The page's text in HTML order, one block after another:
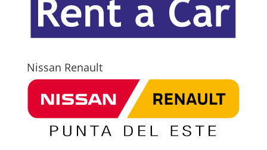
Nissan Renault